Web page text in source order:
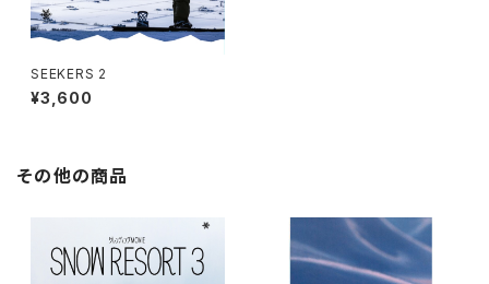
SEEKERS 2
¥3,600
その他の商品